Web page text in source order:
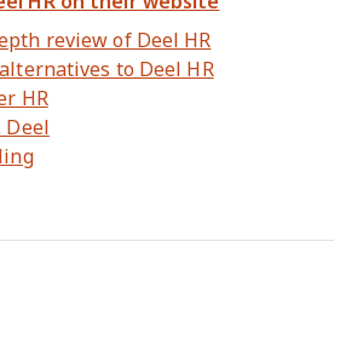
review of Deel HR
to Deel HR
HR